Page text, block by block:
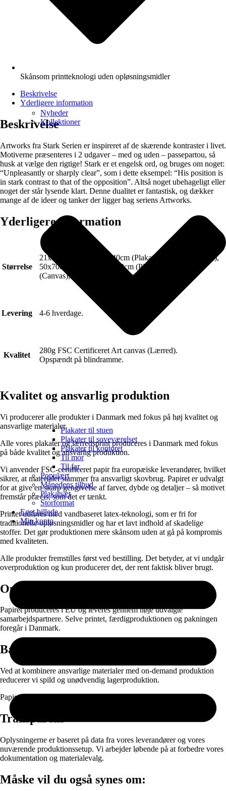
Nyheder
Kollektioner
Plakater til stuen
Plakater til soveværelset
Plakater til kontoret
Til mor
Til far
Populært
Månedens tilbud
Plakatsæt
Storformat
Eget billede
Min konto
Skånsom printteknologi uden opløsningsmidler
Beskrivelse
Yderligere information
Beskrivelse
Artworks fra Stark Serien er inspireret af de skærende kontraster i livet.
Motiverne præsenteres i 2 udgaver – med og uden – passepartou, så
husk at vælge den rigtige! Stark er et engelsk ord, og bruges om noget:
“Unpleasantly or sharply clear”, som i dette eksempel: “His position is
in stark contrast to that of the opposition”. Altså noget ubehageligt eller
noget der står lysende klart. Denne dualitet er fantastisk, og dækker
mange af de ideer og tanker der ligger bag seriens Artworks.
Yderligere information
Størrelse
21x30cm (Plakat), 30x40cm (Plakat), 40x50cm (Plakat),
50x70cm (Plakat), 70x100cm (Plakat), 50x70cm
(Canvas), 70x100cm (Canvas)
Levering 4-6 hverdage.
Kvalitet
280g FSC Certificeret Art canvas (Lærred).
Opspændt på blindramme.
Kvalitet og ansvarlig produktion
Vi producerer alle produkter i Danmark med fokus på høj kvalitet og
ansvarlige materialer.
Alle vores plakater og lærredsprint produceres i Danmark med fokus
på både kvalitet og ansvarlig produktion.
Vi anvender FSC-certificeret papir fra europæiske leverandører, hvilket
sikrer, at materialet stammer fra ansvarligt skovbrug. Papiret er udvalgt
for at give en skarp gengivelse af farver, dybde og detaljer – så motivet
fremstår præcis, som det er tænkt.
Printet udføres med vandbaseret latex-teknologi, som er fri for
traditionelle opløsningsmidler og har et lavt indhold af skadelige
stoffer. Det gør produktionen mere skånsom uden at gå på kompromis
med kvaliteten.
Alle produkter fremstilles først ved bestilling. Det betyder, at vi undgår
overproduktion og kun producerer det, der rent faktisk bliver brugt.
Oprindelse
Papiret produceres i EU og leveres gennem nøje udvalgte
samarbejdspartnere. Selve printet, færdigproduktionen og pakningen
foregår i Danmark.
Bæredygtighed
Ved at kombinere ansvarlige materialer med on-demand produktion
reducerer vi spild og unødvendig lagerproduktion.
Papir og emballage kan sorteres til genanvendelse efter brug.
Transparens
Oplysningerne er baseret på data fra vores leverandører og vores
nuværende produktionssetup. Vi arbejder løbende på at forbedre vores
dokumentation og materialevalg.
Måske vil du også synes om: